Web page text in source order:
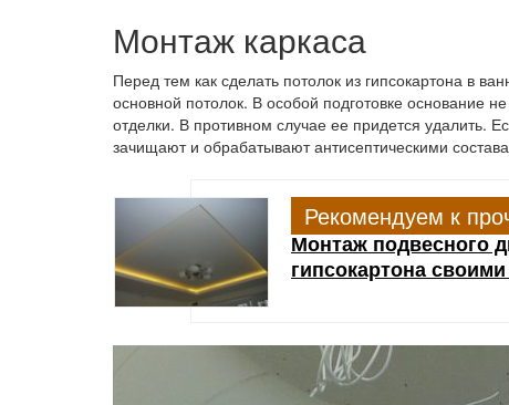
Монтаж каркаса
Перед тем как сделать потолок из гипсокартона в
основной потолок. В особой подготовке основание
отделки. В противном случае ее придется удалить.
зачищают и обрабатывают антисептическими
Рекомендуем к
Монтаж подвесного
гипсокартона